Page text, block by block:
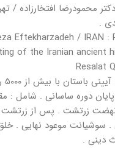
محمودرضا افتخارزاده /
Eftekharzadeh / IRAN :
of the Iranian ancient
Resalat
دوره ساسانی . شامل :
نهضت زرتشت . پس از
. سوشیانت موعود نهایی .
دینی .